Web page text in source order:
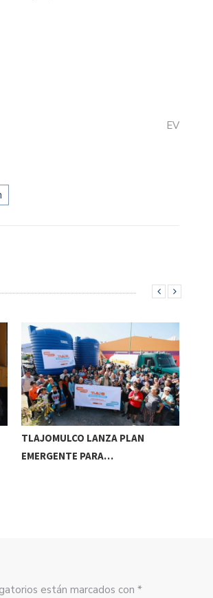
EV
TLAJOMULCO LANZA PLAN
EMERGENTE PARA…
están marcados con *